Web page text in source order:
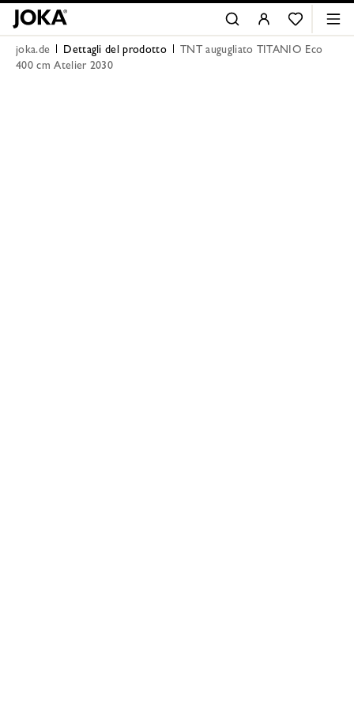
joka.de Dettagli del prodotto
TNT augugliato TITANIO Eco
400 cm Atelier 2030